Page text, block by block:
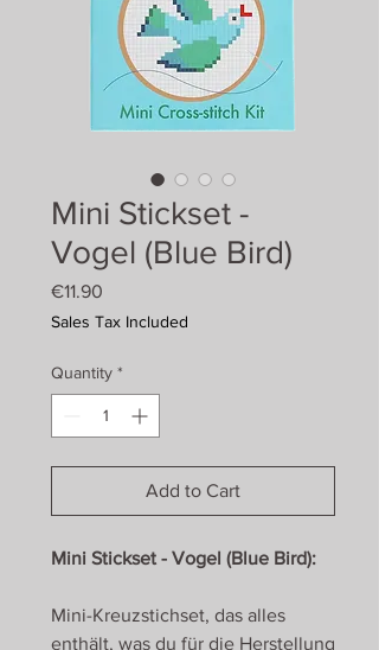
Mini Stickset -
Vogel (Blue Bird)
€11.90
Sales Tax Included
Quantity *
Add to Cart
Mini Stickset - Vogel (Blue Bird):
Mini-Kreuzstichset, das alles
enthält, was du für die Herstellung